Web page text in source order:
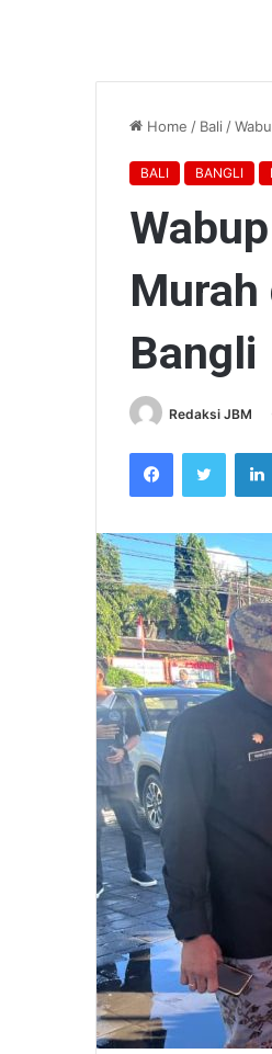
Home / Bali /
BALI BANGLI
Bangli
Redaksi JBM